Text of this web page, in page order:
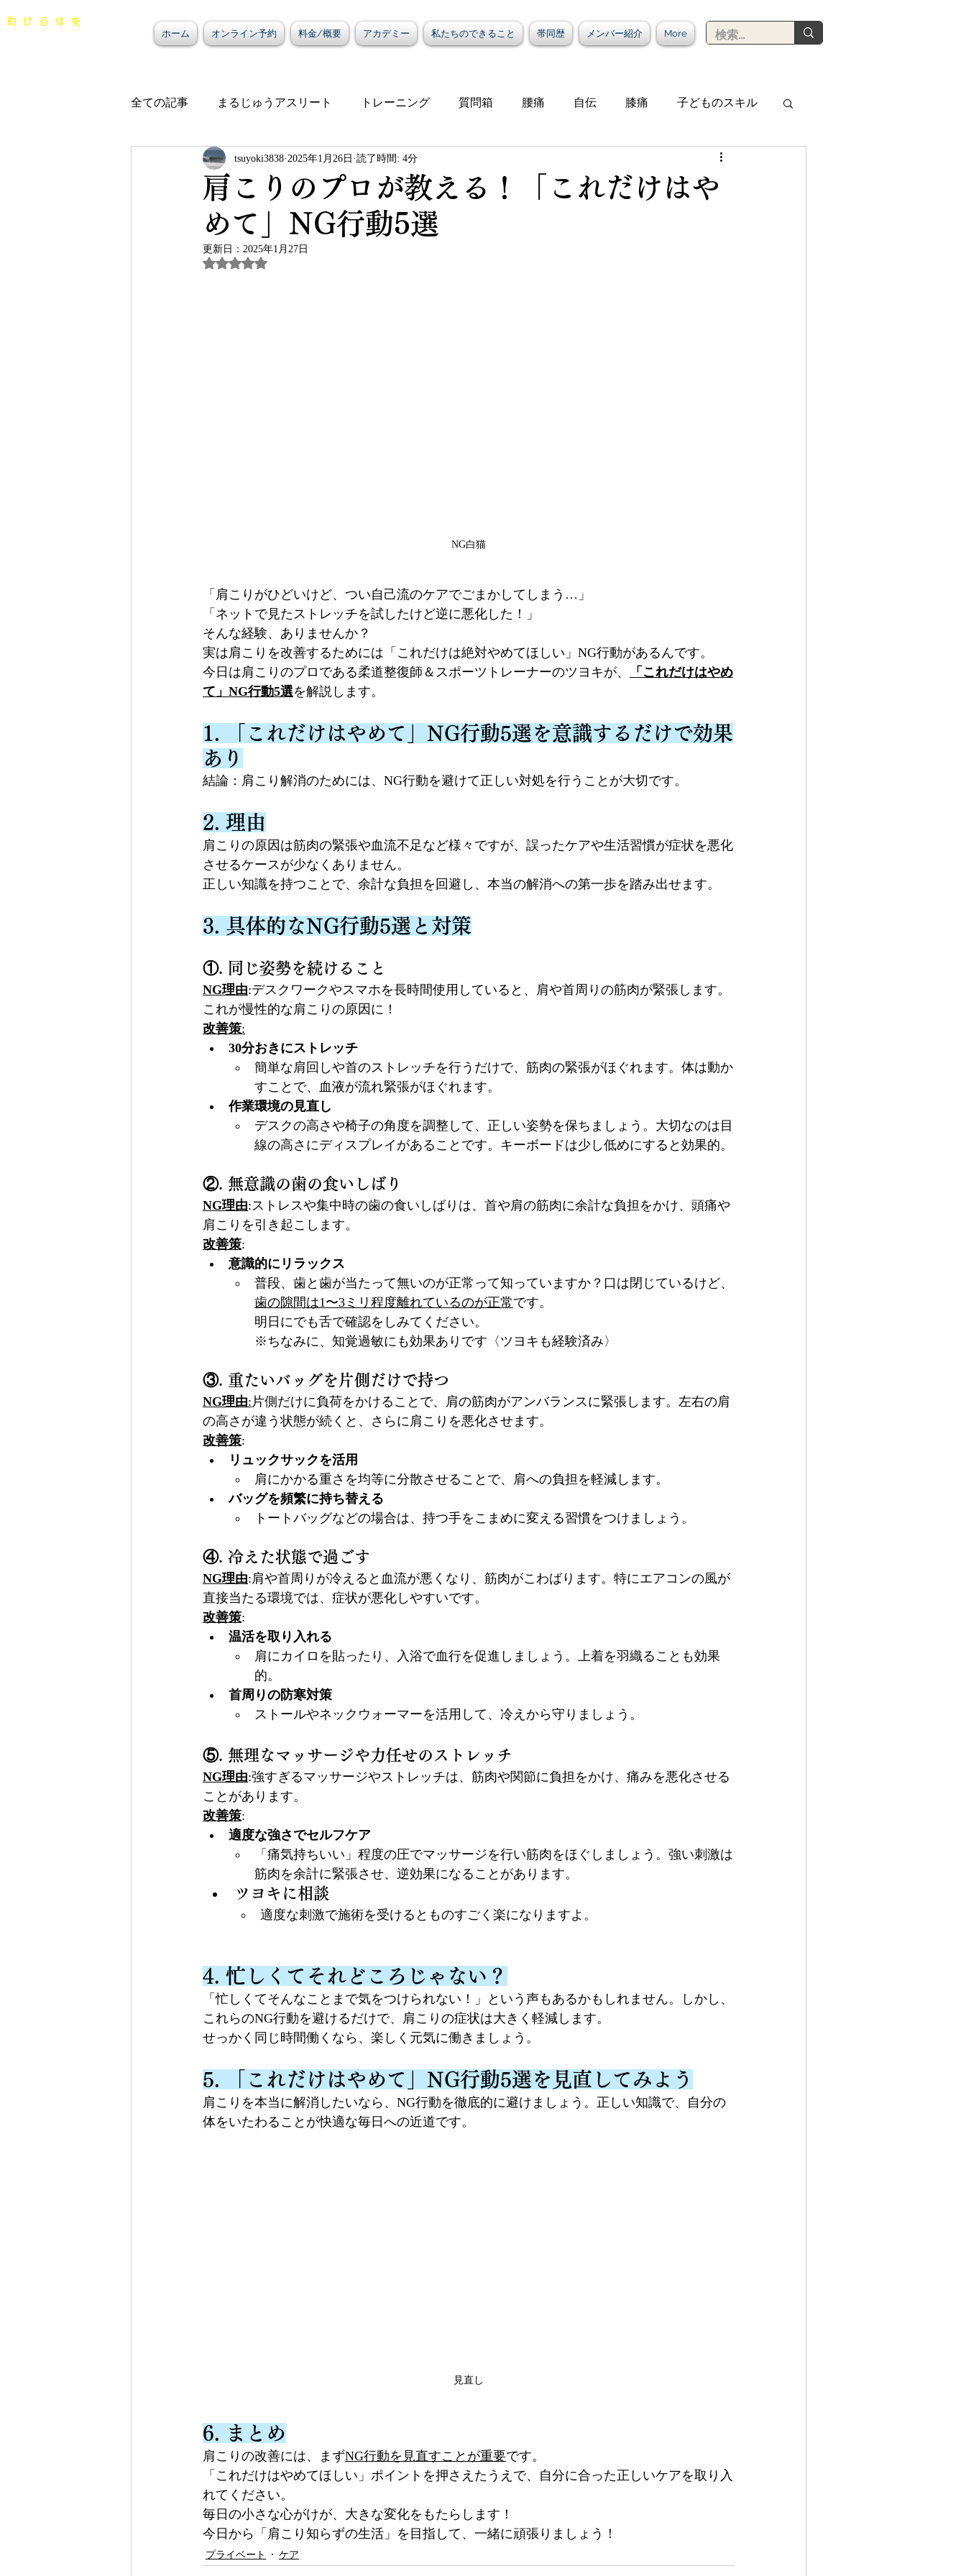
動ける体を
ホーム オンライン予約 料金/概要 アカデミー 私たちのできること 帯同歴 メンバー紹介 More
全ての記事 まるじゅうアスリート トレーニング 質問箱 腰痛 自伝 膝痛 子どものスキル
プライベート 院内お知らせ ケア 肩こり
肩こりのプロが教える！「これだけはや
めて」NG行動5選
tsuyoki3838 2025年1月26日 読了時間: 4分
更新日： 2025年1月27日
5つ星のうちNaNと評価されています。
NG白猫
「肩こりがひどいけど、つい自己流のケアでごまかしてしまう…」
「ネットで見たストレッチを試したけど逆に悪化した！」
そんな経験、ありませんか？
実は肩こりを改善するためには「これだけは絶対やめてほしい」NG行動があるんです。
今日は肩こりのプロである柔道整復師＆スポーツトレーナーのツヨキが、
「これだけはやめ
て」NG行動5選を解説します。
1. 「これだけはやめて」NG行動5選を意識するだけで効果
あり
結論：肩こり解消のためには、NG行動を避けて正しい対処を行うことが大切です。
2. 理由
肩こりの原因は筋肉の緊張や血流不足など様々ですが、誤ったケアや生活習慣が症状を悪化
させるケースが少なくありません。
正しい知識を持つことで、余計な負担を回避し、本当の解消への第一歩を踏み出せます。
3. 具体的なNG行動5選と対策
①. 同じ姿勢を続けること
NG理由:デスクワークやスマホを長時間使用していると、肩や首周りの筋肉が緊張します。
これが慢性的な肩こりの原因に！
改善策:
30分おきにストレッチ
簡単な肩回しや首のストレッチを行うだけで、筋肉の緊張がほぐれます。体は動か
すことで、血液が流れ緊張がほぐれます。
作業環境の見直し
デスクの高さや椅子の角度を調整して、正しい姿勢を保ちましょう。大切なのは目
線の高さにディスプレイがあることです。キーボードは少し低めにすると効果的。
②. 無意識の歯の食いしばり
NG理由:ストレスや集中時の歯の食いしばりは、首や肩の筋肉に余計な負担をかけ、頭痛や
肩こりを引き起こします。
改善策:
意識的にリラックス
普段、歯と歯が当たって無いのが正常って知っていますか？口は閉じているけど、
歯の隙間は1〜3ミリ程度離れているのが正常です。
明日にでも舌で確認をしみてください。
※ちなみに、知覚過敏にも効果ありです〈ツヨキも経験済み〉
③. 重たいバッグを片側だけで持つ
NG理由: 片側だけに負荷をかけることで、肩の筋肉がアンバランスに緊張します。左右の肩
の高さが違う状態が続くと、さらに肩こりを悪化させます。
改善策:
リュックサックを活用
肩にかかる重さを均等に分散させることで、肩への負担を軽減します。
バッグを頻繁に持ち替える
トートバッグなどの場合は、持つ手をこまめに変える習慣をつけましょう。
④. 冷えた状態で過ごす
NG理由:肩や首周りが冷えると血流が悪くなり、筋肉がこわばります。特にエアコンの風が
直接当たる環境では、症状が悪化しやすいです。
改善策:
温活を取り入れる
肩にカイロを貼ったり、入浴で血行を促進しましょう。上着を羽織ることも効果
的。
首周りの防寒対策
ストールやネックウォーマーを活用して、冷えから守りましょう。
⑤. 無理なマッサージや力任せのストレッチ
NG理由:強すぎるマッサージやストレッチは、筋肉や関節に負担をかけ、痛みを悪化させる
ことがあります。
改善策:
適度な強さでセルフケア
「痛気持ちいい」程度の圧でマッサージを行い筋肉をほぐしましょう。強い刺激は
筋肉を余計に緊張させ、逆効果になることがあります。
ツヨキに相談
適度な刺激で施術を受けるとものすごく楽になりますよ。
4. 忙しくてそれどころじゃない？
「忙しくてそんなことまで気をつけられない！」という声もあるかもしれません。しかし、
これらのNG行動を避けるだけで、肩こりの症状は大きく軽減します。
せっかく同じ時間働くなら、楽しく元気に働きましょう。
5. 「これだけはやめて」NG行動5選を見直してみよう
肩こりを本当に解消したいなら、NG行動を徹底的に避けましょう。正しい知識で、自分の
体をいたわることが快適な毎日への近道です。
見直し
6. まとめ
肩こりの改善には、まずNG行動を見直すことが重要です。
「これだけはやめてほしい」ポイントを押さえたうえで、自分に合った正しいケアを取り入
れてください。
毎日の小さな心がけが、大きな変化をもたらします！
今日から「肩こり知らずの生活」を目指して、一緒に頑張りましょう！
プライベート ケア